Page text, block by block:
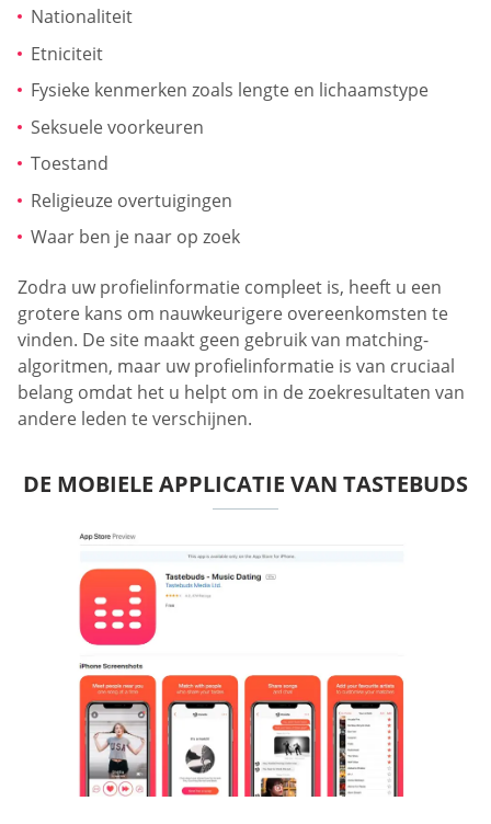
Nationaliteit
Etniciteit
Fysieke kenmerken zoals lengte en lichaamstype
Seksuele voorkeuren
Toestand
Religieuze overtuigingen
Waar ben je naar op zoek
Zodra uw profielinformatie compleet is, heeft u een
grotere kans om nauwkeurigere overeenkomsten te
vinden. De site maakt geen gebruik van matching-
algoritmen, maar uw profielinformatie is van cruciaal
belang omdat het u helpt om in de zoekresultaten van
andere leden te verschijnen.
DE MOBIELE APPLICATIE VAN TASTEBUDS